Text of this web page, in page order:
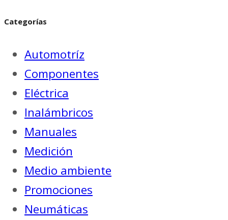
Categorías
Automotríz
Componentes
Eléctrica
Inalámbricos
Manuales
Medición
Medio ambiente
Promociones
Neumáticas